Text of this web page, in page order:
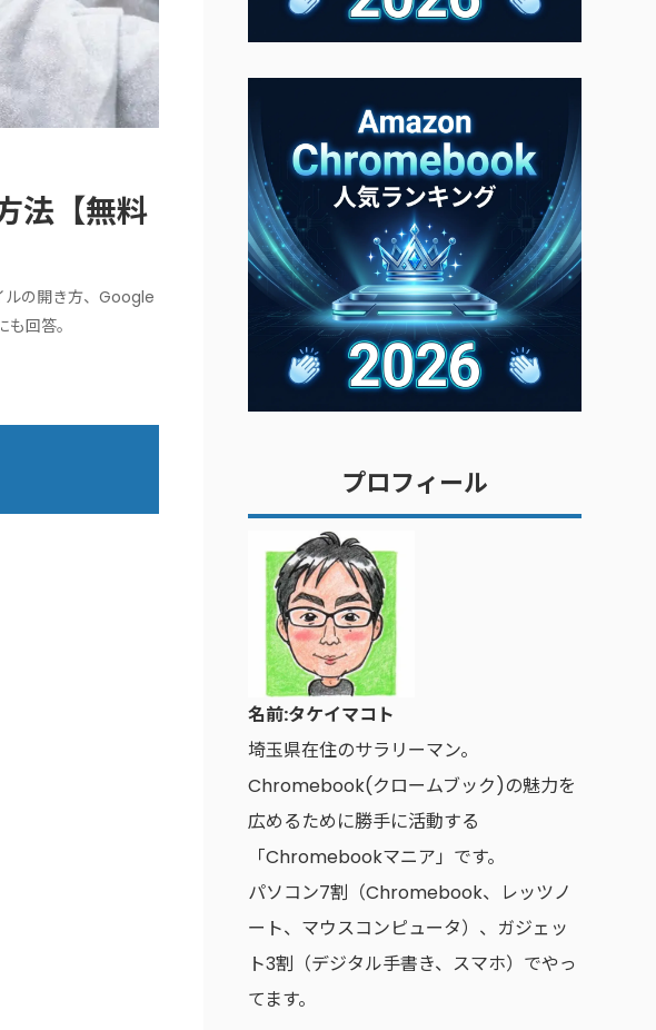
法【無料
の開き方、Google
回答。
プロフィール
名前:タケイマコト
埼玉県在住のサラリーマン。
Chromebook(クロームブック)の魅力を
広めるために勝手に活動する
「Chromebookマニア」です。
パソコン7割（Chromebook、レッツノ
ート、マウスコンピュータ）、ガジェッ
ト3割（デジタル手書き、スマホ）でやっ
てます。